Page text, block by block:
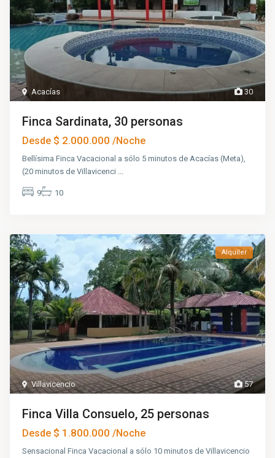
30
Acacías
Finca Sardinata, 30 personas
Desde $ 2.000.000/Noche
Bellísima Finca Vacacional a sólo 5 minutos de Acacías (Meta),
(20 minutos de Villavicenci
9 10
57
Villavicencio
Alquiler
Finca Villa Consuelo, 25 personas
Desde $ 1.800.000/Noche
Sensacional Finca Vacacional a sólo 10 minutos de Villavicencio